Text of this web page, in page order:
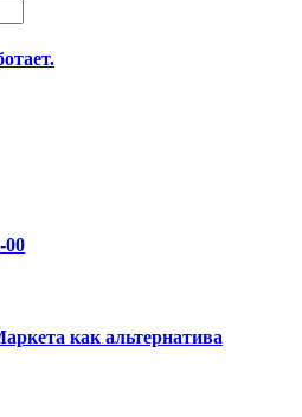
00
как альтернатива